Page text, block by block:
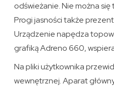
odświeżanie. Nie można
Progi jasności także
Urządzenie napędza
grafiką Adreno 660,
Na pliki użytkownika
wewnętrznej. Aparat